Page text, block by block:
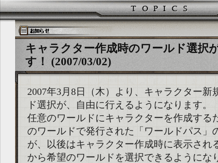
キャラクター作成時のワールド選択
す！ (2007/03/02)
2007年3月8日（木）より、キャラクター新
ド選択が、自由に行えるようになります。
任意のワールドにキャラクターを作成する
のワールドで発行された「ワールドパス」
が、以後はキャラクター作成時に表示され
から希望のワールドを選択できるようにな